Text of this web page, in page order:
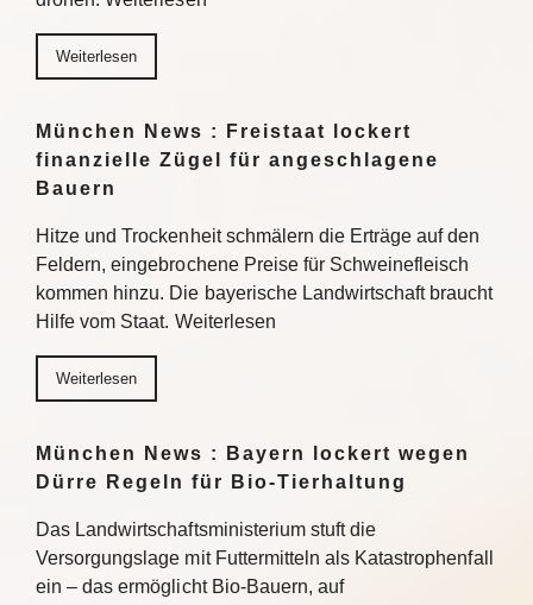
Weiterlesen
München News : Freistaat lockert
finanzielle Zügel für angeschlagene
Bauern
Hitze und Trockenheit schmälern die Erträge auf den
Feldern, eingebrochene Preise für Schweinefleisch
kommen hinzu. Die bayerische Landwirtschaft braucht
Hilfe vom Staat. Weiterlesen
Weiterlesen
München News : Bayern lockert wegen
Dürre Regeln für Bio-Tierhaltung
Das Landwirtschaftsministerium stuft die
Versorgungslage mit Futtermitteln als Katastrophenfall
ein – das ermöglicht Bio-Bauern, auf